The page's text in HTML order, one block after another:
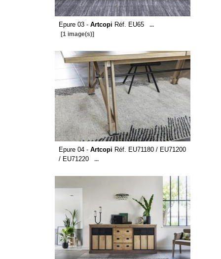
Epure 03 - Artcopi Réf. EU65
...
[1 image(s)]
Epure 04 - Artcopi Réf. EU71180 / EU71200
/ EU71220
...